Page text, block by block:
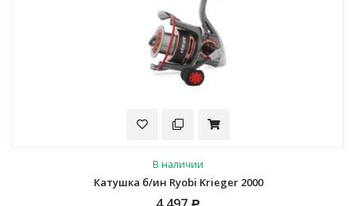
В наличии
Катушка б/ин Ryobi Krieger 2000
Р